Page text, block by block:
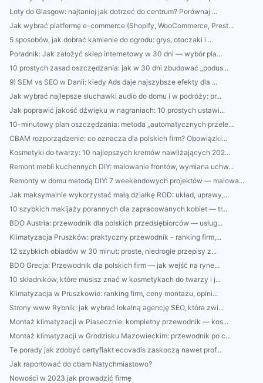
Loty do Glasgow: najtaniej jak dotrzeć do centrum? Porównaj ...
Jak wybrać platformę e-commerce (Shopify, WooCommerce, Prest...
5 sposobów, jak dobrać kamienie do ogrodu: grys, otoczaki i ...
Poradnik: Jak założyć sklep internetowy w 30 dni — wybór pla...
10 prostych zasad oszczędzania: jak w 30 dni zbudować „podus...
9) SEM vs SEO w Danii: kiedy Ads daje najszybsze efekty dla ...
Jak wybrać najlepsze słuchawki audio do domu i w podróży: pr...
Jak poprawić jakość dźwięku w nagraniach: 10 prostych ustawi...
10-minutowy plan oszczędzania: metoda „automatycznych przele...
CBAM rozporządzenie: co oznacza dla polskich firm? Obowiązki...
Kosmetyki do twarzy: 10 najlepszych kremów nawilżających 202...
Remont mebli kuchennych DIY: malowanie frontów, wymiana uchw...
Remonty w domu metodą DIY: 7 weekendowych projektów — malowa...
Jak maksymalnie wykorzystać małą działkę ROD: układ, uprawy,...
10 szybkich makijaży porannych dla zapracowanych kobiet — tr...
BDO Austria: przewodnik dla polskich przedsiębiorców — usług...
Klimatyzacja Pruszków: praktyczny przewodnik - ranking firm,...
12 szybkich obiadów w 30 minut: proste, niedrogie przepisy z...
BDO Grecja: Przewodnik dla polskich firm — jak wejść na ryne...
10 składników, które musisz znać w kosmetykach do twarzy i j...
Klimatyzacja w Pruszkowie: ranking firm, ceny montażu, opini...
Strony www Rybnik: jak wybrać lokalną agencję SEO, która zwi...
Montaż klimatyzacji w Piasecznie: kompletny przewodnik — kos...
Montaż klimatyzacji w Grodzisku Mazowieckim: przewodnik po c...
Te porady jak zdobyć certyfiakt ecovadis zaskoczą nawet prof...
Jak raportować do cbam Natychmiastowo?
Nowości w 2023 jak prowadzić firmę